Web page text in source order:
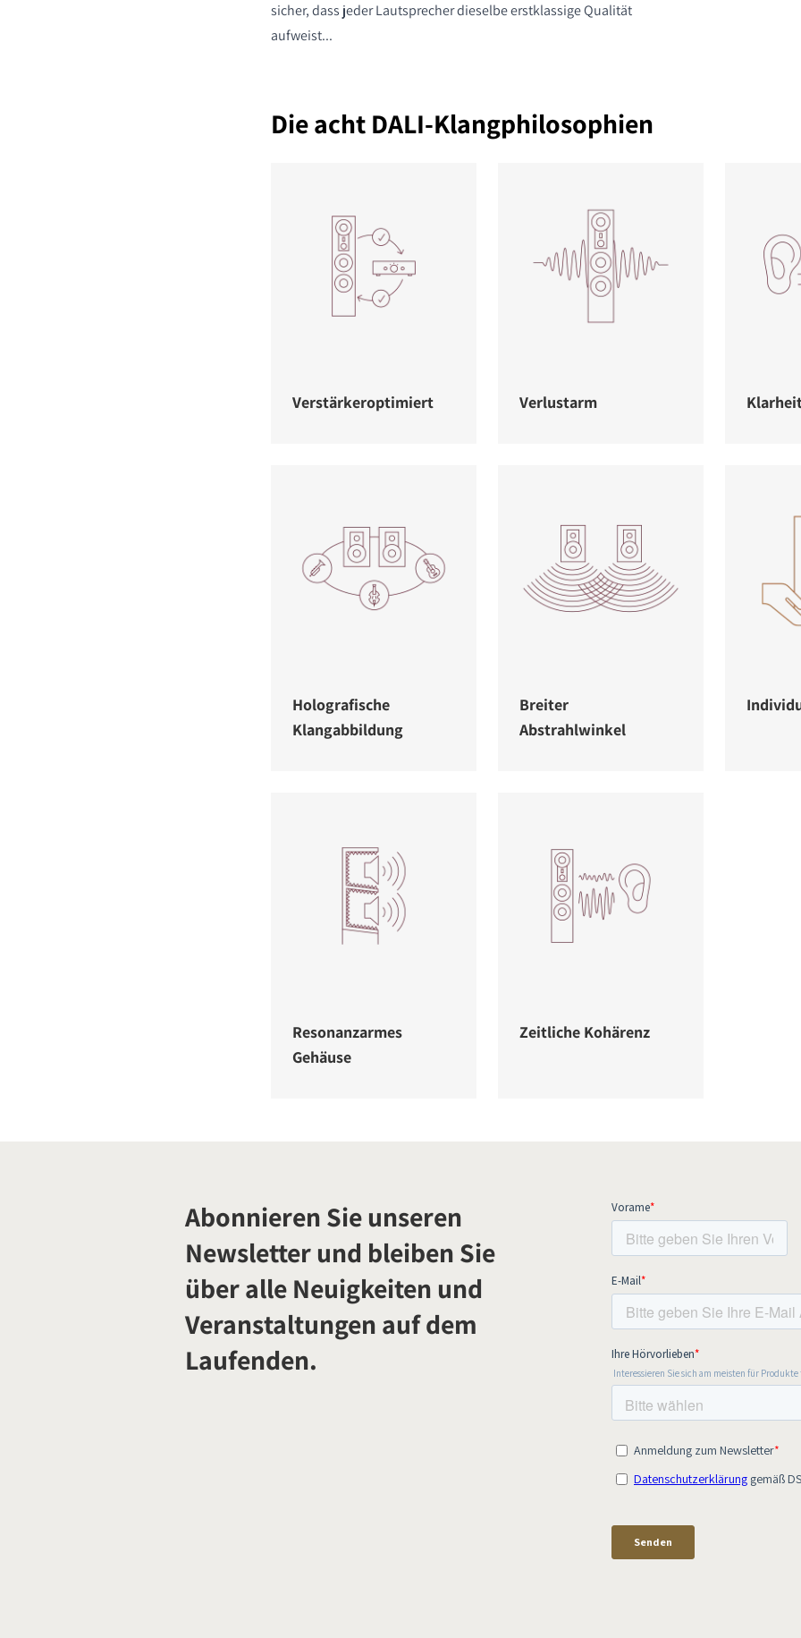
sicher, dass jeder Lautsprecher dieselbe erstklassige Qualität
aufweist...
Die acht DALI-Klangphilosophien
Verstärkeroptimiert Verlustarm
Holografische
Klangabbildung
Breiter
Abstrahlwinkel
Resonanzarmes
Gehäuse
Zeitliche Kohärenz
Abonnieren Sie unseren
Newsletter und bleiben Sie
über alle Neuigkeiten und
Veranstaltungen auf dem
Laufenden.